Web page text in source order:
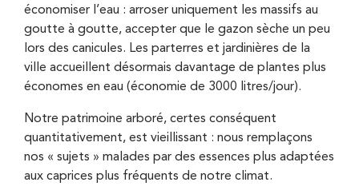
économiser l’eau : arroser uniquement les massifs au
goutte à goutte, accepter que le gazon sèche un peu
lors des canicules. Les parterres et jardinières de la
ville accueillent désormais davantage de plantes plus
économes en eau (économie de 3000 litres/jour).
Notre patrimoine arboré, certes conséquent
quantitativement, est vieillissant : nous remplaçons
nos « sujets » malades par des essences plus adaptées
aux caprices plus fréquents de notre climat.